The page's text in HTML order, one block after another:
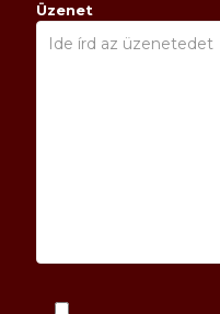
Üzenet